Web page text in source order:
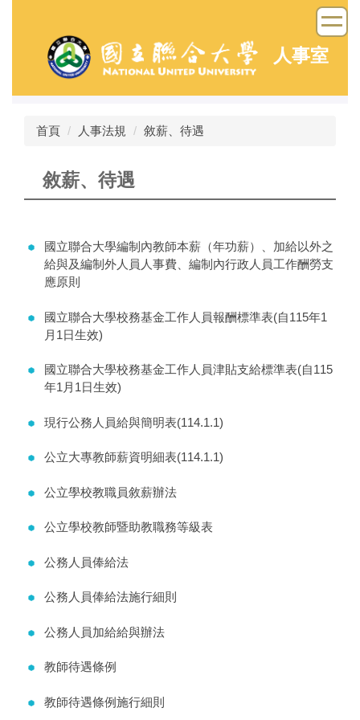
容
人事室
首頁 人事法規 敘薪、待遇
敘薪、待遇
國立聯合大學編制內教師本薪（年功薪）、加給以外之
給與及編制外人員人事費、編制內行政人員工作酬勞支
應原則
國立聯合大學校務基金工作人員報酬標準表(自115年1
月1日生效)
國立聯合大學校務基金工作人員津貼支給標準表(自115
年1月1日生效)
現行公務人員給與簡明表(114.1.1)
公立大專教師薪資明細表(114.1.1)
公立學校教職員敘薪辦法
公立學校教師暨助教職務等級表
公務人員俸給法
公務人員俸給法施行細則
公務人員加給給與辦法
教師待遇條例
教師待遇條例施行細則